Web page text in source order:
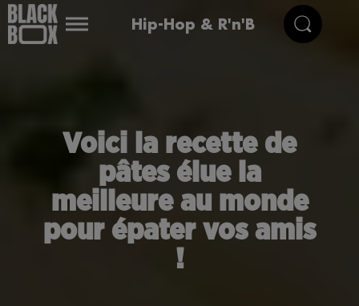
Hip-Hop & R'n'B
Voici la recette de
pâtes élue la
meilleure au monde
pour épater vos amis
!